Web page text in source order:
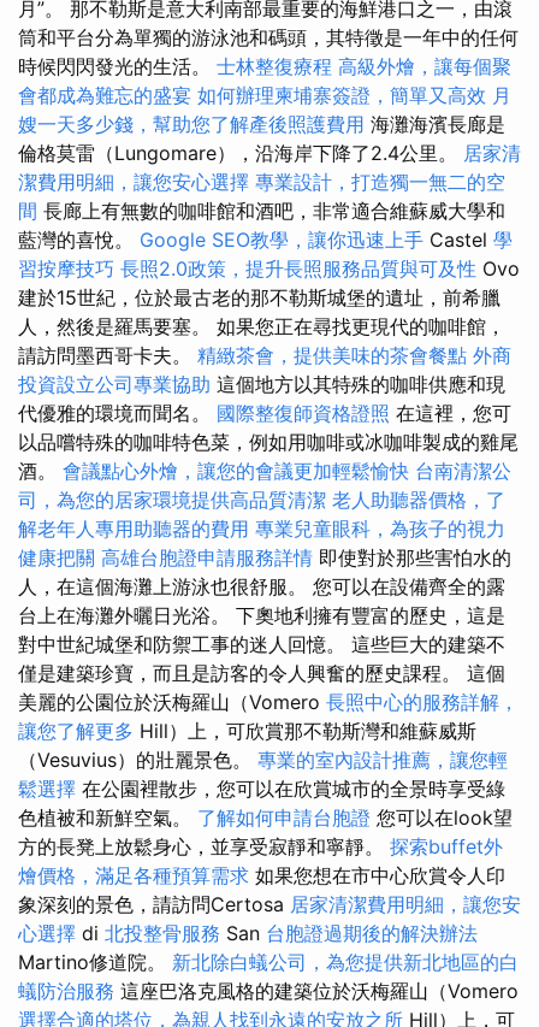
月”。 那不勒斯是意大利南部最重要的海鮮港口之一，由滾
筒和平台分為單獨的游泳池和碼頭，其特徵是一年中的任何
時候閃閃發光的生活。 士林整復療程 高級外燴，讓每個聚
會都成為難忘的盛宴 如何辦理柬埔寨簽證，簡單又高效 月
嫂一天多少錢，幫助您了解產後照護費用 海灘海濱長廊是
倫格莫雷（Lungomare），沿海岸下降了2.4公里。 居家清
潔費用明細，讓您安心選擇 專業設計，打造獨一無二的空
間 長廊上有無數的咖啡館和酒吧，非常適合維蘇威大學和
藍灣的喜悅。 Google SEO教學，讓你迅速上手 Castel 學
習按摩技巧 長照2.0政策，提升長照服務品質與可及性 Ovo
建於15世紀，位於最古老的那不勒斯城堡的遺址，前希臘
人，然後是羅馬要塞。 如果您正在尋找更現代的咖啡館，
請訪問墨西哥卡夫。 精緻茶會，提供美味的茶會餐點 外商
投資設立公司專業協助 這個地方以其特殊的咖啡供應和現
代優雅的環境而聞名。 國際整復師資格證照 在這裡，您可
以品嚐特殊的咖啡特色菜，例如用咖啡或冰咖啡製成的雞尾
酒。 會議點心外燴，讓您的會議更加輕鬆愉快 台南清潔公
司，為您的居家環境提供高品質清潔 老人助聽器價格，了
解老年人專用助聽器的費用 專業兒童眼科，為孩子的視力
健康把關 高雄台胞證申請服務詳情 即使對於那些害怕水的
人，在這個海灘上游泳也很舒服。 您可以在設備齊全的露
台上在海灘外曬日光浴。 下奧地利擁有豐富的歷史，這是
對中世紀城堡和防禦工事的迷人回憶。 這些巨大的建築不
僅是建築珍寶，而且是訪客的令人興奮的歷史課程。 這個
美麗的公園位於沃梅羅山（Vomero 長照中心的服務詳解，
讓您了解更多 Hill）上，可欣賞那不勒斯灣和維蘇威斯
（Vesuvius）的壯麗景色。 專業的室內設計推薦，讓您輕
鬆選擇 在公園裡散步，您可以在欣賞城市的全景時享受綠
色植被和新鮮空氣。 了解如何申請台胞證 您可以在look望
方的長凳上放鬆身心，並享受寂靜和寧靜。 探索buffet外
燴價格，滿足各種預算需求 如果您想在市中心欣賞令人印
象深刻的景色，請訪問Certosa 居家清潔費用明細，讓您安
心選擇 di 北投整骨服務 San 台胞證過期後的解決辦法
Martino修道院。 新北除白蟻公司，為您提供新北地區的白
蟻防治服務 這座巴洛克風格的建築位於沃梅羅山（Vomero
選擇合適的塔位，為親人找到永遠的安放之所 Hill）上，可